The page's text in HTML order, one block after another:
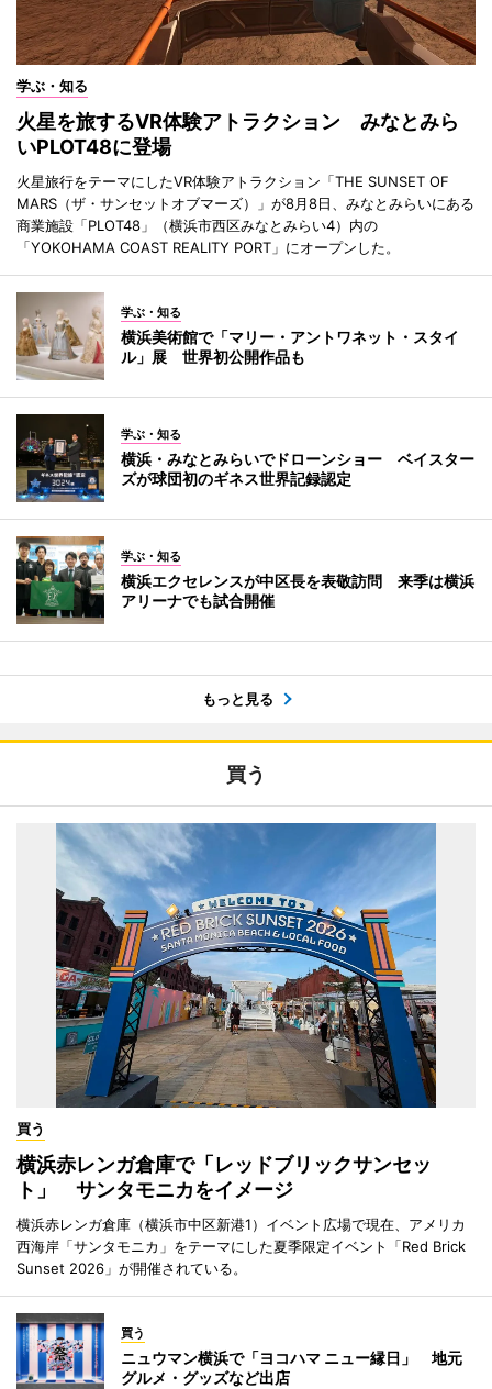
学ぶ・知る
火星を旅するVR体験アトラクション みなとみら
いPLOT48に登場
火星旅行をテーマにしたVR体験アトラクション「THE SUNSET OF
MARS（ザ・サンセットオブマーズ）」が8月8日、みなとみらいにある
商業施設「PLOT48」（横浜市西区みなとみらい4）内の
「YOKOHAMA COAST REALITY PORT」にオープンした。
学ぶ・知る
横浜美術館で「マリー・アントワネット・スタイ
ル」展 世界初公開作品も
学ぶ・知る
横浜・みなとみらいでドローンショー ベイスター
ズが球団初のギネス世界記録認定
学ぶ・知る
横浜エクセレンスが中区長を表敬訪問 来季は横浜
アリーナでも試合開催
もっと見る
買う
買う
横浜赤レンガ倉庫で「レッドブリックサンセッ
ト」 サンタモニカをイメージ
横浜赤レンガ倉庫（横浜市中区新港1）イベント広場で現在、アメリカ
西海岸「サンタモニカ」をテーマにした夏季限定イベント「Red Brick
Sunset 2026」が開催されている。
買う
ニュウマン横浜で「ヨコハマ ニュー縁日」 地元
グルメ・グッズなど出店